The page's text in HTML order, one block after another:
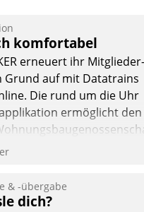
komfortabel
erneuert ihr Mitglieder-
Grund auf mit Datatrains
Die rund um die Uhr
ermöglicht den
per Smartphone, Tablet
& -übergabe
dich?